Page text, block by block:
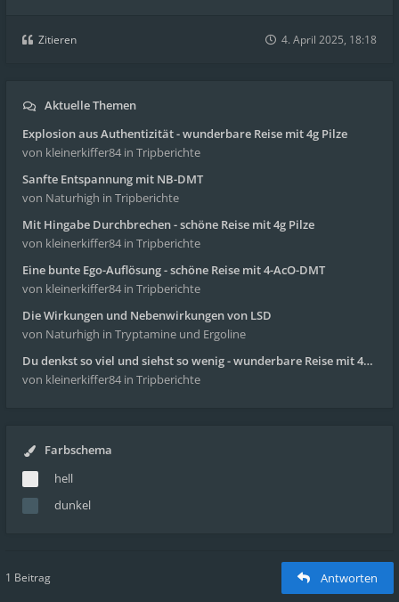
Zitieren 4. April 2025, 18:18
Aktuelle Themen
Explosion aus Authentizität - wunderbare Reise mit 4g Pilze
von kleinerkiffer84 in Tripberichte
Sanfte Entspannung mit NB-DMT
von Naturhigh in Tripberichte
Mit Hingabe Durchbrechen - schöne Reise mit 4g Pilze
von kleinerkiffer84 in Tripberichte
Eine bunte Ego-Auflösung - schöne Reise mit 4-AcO-DMT
von kleinerkiffer84 in Tripberichte
Die Wirkungen und Nebenwirkungen von LSD
von Naturhigh in Tryptamine und Ergoline
Du denkst so viel und siehst so wenig - wunderbare Reise mit 4g Pilze
von kleinerkiffer84 in Tripberichte
Farbschema
hell
dunkel
1 Beitrag Antworten